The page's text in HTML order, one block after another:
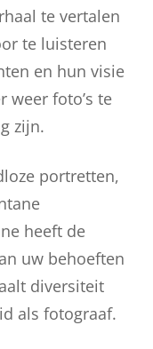
te vertalen
te luisteren
en hun visie
weer foto’s te
zijn.
portretten,
heeft de
uw behoeften
diversiteit
als fotograaf.